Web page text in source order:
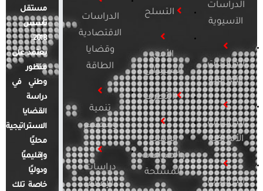
الدراسات
الآسيوية
الدراسات
الأفريقية
الدراسات
الأمريكية
الدراسات
التسلح
الأمن
السيبراني
التطرف
الإرهاب
والصراعات
المسلحة
الدراسات
الاقتصادية
وقضايا
الطاقة
تنمية
ومجتمع
دراسات
الإعلام
مستقل
تأسس
2018.
يعتمد على
منظور
وطني في
دراسة
القضايا
الاستراتيجية
محليًا
وإقليميًا
ودوليًا
خاصة تلك